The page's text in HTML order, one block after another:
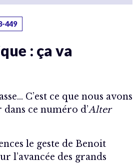
449
: ça va
C’est ce que nous avons
ce numéro d’Alter
le geste de Benoit
l’avancée des grands